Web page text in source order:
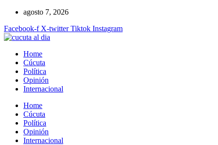
contenido
agosto 7, 2026
Facebook-f X-twitter Tiktok Instagram
Home
Cúcuta
Política
Opinión
Internacional
Home
Cúcuta
Política
Opinión
Internacional